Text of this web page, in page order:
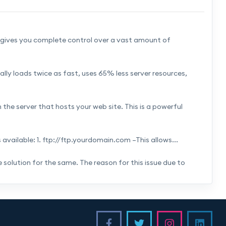
you complete control over a vast amount of
loads twice as fast, uses 65% less server resources,
server that hosts your web site. This is a powerful
1. ftp://ftp.yourdomain.com –This allows...
for the same. The reason for this issue due to